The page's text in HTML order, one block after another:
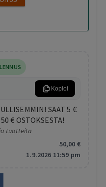
Kopioi
SAAT 5 €
€ OSTOKSESTA!
tuotteita
50,00 €
1.9.2026 11:59 pm